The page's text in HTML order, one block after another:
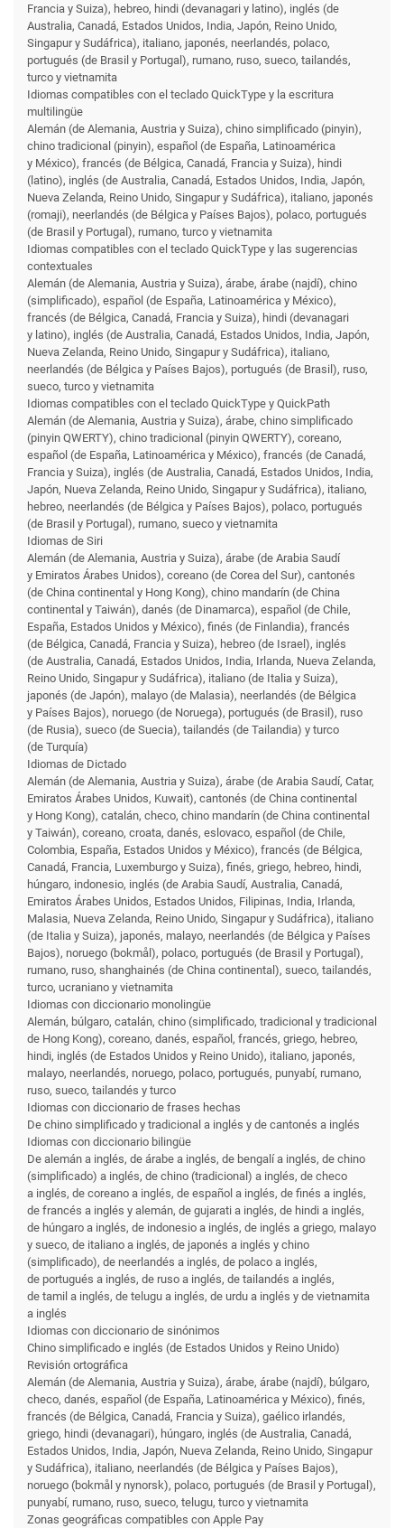
Francia y Suiza), hebreo, hindi (devanagari y latino), inglés (de
Australia, Canadá, Estados Unidos, India, Japón, Reino Unido,
Singapur y Sudáfrica), italiano, japonés, neerlandés, polaco,
portugués (de Brasil y Portugal), rumano, ruso, sueco, tailandés,
turco y vietnamita
Idiomas compatibles con el teclado QuickType y la escritura
multilingüe
Alemán (de Alemania, Austria y Suiza), chino simplificado (pinyin),
chino tradicional (pinyin), español (de España, Latinoamérica
y México), francés (de Bélgica, Canadá, Francia y Suiza), hindi
(latino), inglés (de Australia, Canadá, Estados Unidos, India, Japón,
Nueva Zelanda, Reino Unido, Singapur y Sudáfrica), italiano, japonés
(romaji), neerlandés (de Bélgica y Países Bajos), polaco, portugués
(de Brasil y Portugal), rumano, turco y vietnamita
Idiomas compatibles con el teclado QuickType y las sugerencias
contextuales
Alemán (de Alemania, Austria y Suiza), árabe, árabe (najdí), chino
(simplificado), español (de España, Latinoamérica y México),
francés (de Bélgica, Canadá, Francia y Suiza), hindi (devanagari
y latino), inglés (de Australia, Canadá, Estados Unidos, India, Japón,
Nueva Zelanda, Reino Unido, Singapur y Sudáfrica), italiano,
neerlandés (de Bélgica y Países Bajos), portugués (de Brasil), ruso,
sueco, turco y vietnamita
Idiomas compatibles con el teclado QuickType y QuickPath
Alemán (de Alemania, Austria y Suiza), árabe, chino simplificado
(pinyin QWERTY), chino tradicional (pinyin QWERTY), coreano,
español (de España, Latinoamérica y México), francés (de Canadá,
Francia y Suiza), inglés (de Australia, Canadá, Estados Unidos, India,
Japón, Nueva Zelanda, Reino Unido, Singapur y Sudáfrica), italiano,
hebreo, neerlandés (de Bélgica y Países Bajos), polaco, portugués
(de Brasil y Portugal), rumano, sueco y vietnamita
Idiomas de Siri
Alemán (de Alemania, Austria y Suiza), árabe (de Arabia Saudí
y Emiratos Árabes Unidos), coreano (de Corea del Sur), cantonés
(de China continental y Hong Kong), chino mandarín (de China
continental y Taiwán), danés (de Dinamarca), español (de Chile,
España, Estados Unidos y México), finés (de Finlandia), francés
(de Bélgica, Canadá, Francia y Suiza), hebreo (de Israel), inglés
(de Australia, Canadá, Estados Unidos, India, Irlanda, Nueva Zelanda,
Reino Unido, Singapur y Sudáfrica), italiano (de Italia y Suiza),
japonés (de Japón), malayo (de Malasia), neerlandés (de Bélgica
y Países Bajos), noruego (de Noruega), portugués (de Brasil), ruso
(de Rusia), sueco (de Suecia), tailandés (de Tailandia) y turco
(de Turquía)
Idiomas de Dictado
Alemán (de Alemania, Austria y Suiza), árabe (de Arabia Saudí, Catar,
Emiratos Árabes Unidos, Kuwait), cantonés (de China continental
y Hong Kong), catalán, checo, chino mandarín (de China continental
y Taiwán), coreano, croata, danés, eslovaco, español (de Chile,
Colombia, España, Estados Unidos y México), francés (de Bélgica,
Canadá, Francia, Luxemburgo y Suiza), finés, griego, hebreo, hindi,
húngaro, indonesio, inglés (de Arabia Saudí, Australia, Canadá,
Emiratos Árabes Unidos, Estados Unidos, Filipinas, India, Irlanda,
Malasia, Nueva Zelanda, Reino Unido, Singapur y Sudáfrica), italiano
(de Italia y Suiza), japonés, malayo, neerlandés (de Bélgica y Países
Bajos), noruego (bokmål), polaco, portugués (de Brasil y Portugal),
rumano, ruso, shanghainés (de China continental), sueco, tailandés,
turco, ucraniano y vietnamita
Idiomas con diccionario monolingüe
Alemán, búlgaro, catalán, chino (simplificado, tradicional y tradicional
de Hong Kong), coreano, danés, español, francés, griego, hebreo,
hindi, inglés (de Estados Unidos y Reino Unido), italiano, japonés,
malayo, neerlandés, noruego, polaco, portugués, punyabí, rumano,
ruso, sueco, tailandés y turco
Idiomas con diccionario de frases hechas
De chino simplificado y tradicional a inglés y de cantonés a inglés
Idiomas con diccionario bilingüe
De alemán a inglés, de árabe a inglés, de bengalí a inglés, de chino
(simplificado) a inglés, de chino (tradicional) a inglés, de checo
a inglés, de coreano a inglés, de español a inglés, de finés a inglés,
de francés a inglés y alemán, de gujarati a inglés, de hindi a inglés,
de húngaro a inglés, de indonesio a inglés, de inglés a griego, malayo
y sueco, de italiano a inglés, de japonés a inglés y chino
(simplificado), de neerlandés a inglés, de polaco a inglés,
de portugués a inglés, de ruso a inglés, de tailandés a inglés,
de tamil a inglés, de telugu a inglés, de urdu a inglés y de vietnamita
a inglés
Idiomas con diccionario de sinónimos
Chino simplificado e inglés (de Estados Unidos y Reino Unido)
Revisión ortográfica
Alemán (de Alemania, Austria y Suiza), árabe, árabe (najdí), búlgaro,
checo, danés, español (de España, Latinoamérica y México), finés,
francés (de Bélgica, Canadá, Francia y Suiza), gaélico irlandés,
griego, hindi (devanagari), húngaro, inglés (de Australia, Canadá,
Estados Unidos, India, Japón, Nueva Zelanda, Reino Unido, Singapur
y Sudáfrica), italiano, neerlandés (de Bélgica y Países Bajos),
noruego (bokmål y nynorsk), polaco, portugués (de Brasil y Portugal),
punyabí, rumano, ruso, sueco, telugu, turco y vietnamita
Zonas geográficas compatibles con Apple Pay